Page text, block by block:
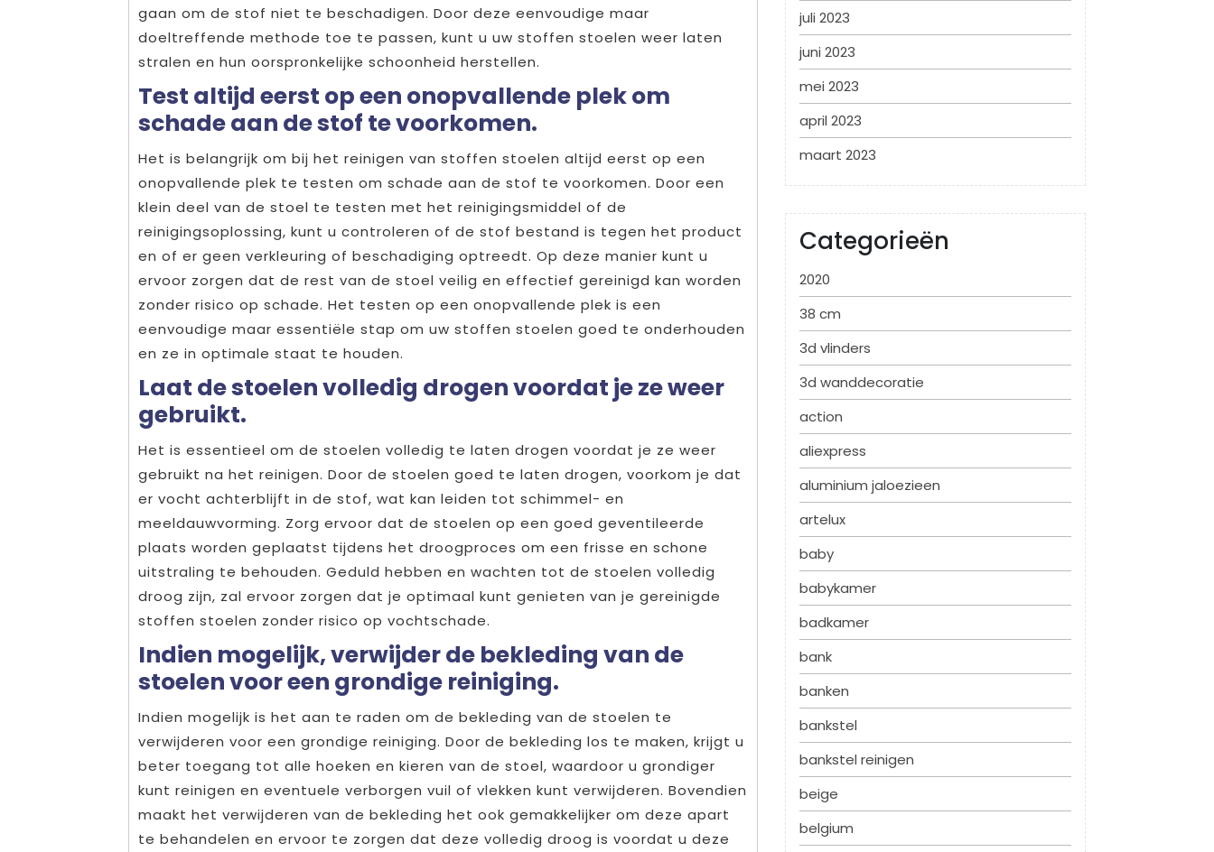
gaan om de stof niet te beschadigen. Door deze eenvoudige maar
doeltreffende methode toe te passen, kunt u uw stoffen stoelen weer laten
stralen en hun oorspronkelijke schoonheid herstellen.
Test altijd eerst op een onopvallende plek om
schade aan de stof te voorkomen.
Het is belangrijk om bij het reinigen van stoffen stoelen altijd eerst op een
onopvallende plek te testen om schade aan de stof te voorkomen. Door een
klein deel van de stoel te testen met het reinigingsmiddel of de
reinigingsoplossing, kunt u controleren of de stof bestand is tegen het product
en of er geen verkleuring of beschadiging optreedt. Op deze manier kunt u
ervoor zorgen dat de rest van de stoel veilig en effectief gereinigd kan worden
zonder risico op schade. Het testen op een onopvallende plek is een
eenvoudige maar essentiële stap om uw stoffen stoelen goed te onderhouden
en ze in optimale staat te houden.
Laat de stoelen volledig drogen voordat je ze weer
gebruikt.
Het is essentieel om de stoelen volledig te laten drogen voordat je ze weer
gebruikt na het reinigen. Door de stoelen goed te laten drogen, voorkom je dat
er vocht achterblijft in de stof, wat kan leiden tot schimmel- en
meeldauwvorming. Zorg ervoor dat de stoelen op een goed geventileerde
plaats worden geplaatst tijdens het droogproces om een frisse en schone
uitstraling te behouden. Geduld hebben en wachten tot de stoelen volledig
droog zijn, zal ervoor zorgen dat je optimaal kunt genieten van je gereinigde
stoffen stoelen zonder risico op vochtschade.
Indien mogelijk, verwijder de bekleding van de
stoelen voor een grondige reiniging.
Indien mogelijk is het aan te raden om de bekleding van de stoelen te
verwijderen voor een grondige reiniging. Door de bekleding los te maken, krijgt u
beter toegang tot alle hoeken en kieren van de stoel, waardoor u grondiger
kunt reinigen en eventuele verborgen vuil of vlekken kunt verwijderen. Bovendien
maakt het verwijderen van de bekleding het ook gemakkelijker om deze apart
te behandelen en ervoor te zorgen dat deze volledig droog is voordat u deze
juli 2023
juni 2023
mei 2023
april 2023
maart 2023
Categorieën
2020
38 cm
3d vlinders
3d wanddecoratie
action
aliexpress
aluminium jaloezieen
artelux
baby
babykamer
badkamer
bank
banken
bankstel
bankstel reinigen
beige
belgium